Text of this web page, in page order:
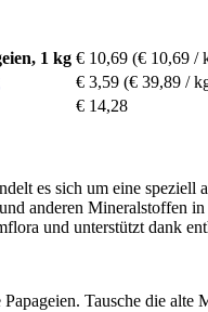
1 kg € 10,69 (€ 10,69 /
€ 3,59 (€ 39,89 /
€ 14,28
es sich um eine speziell
anderen Mineralstoffen
und unterstützt dank
Tausche die